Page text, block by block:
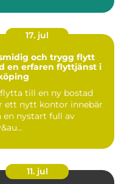
17. jul
och trygg flytt
en erfaren flyttjänst i
till en ny bostad
ett nytt kontor innebär
en nystart full av
11. jul